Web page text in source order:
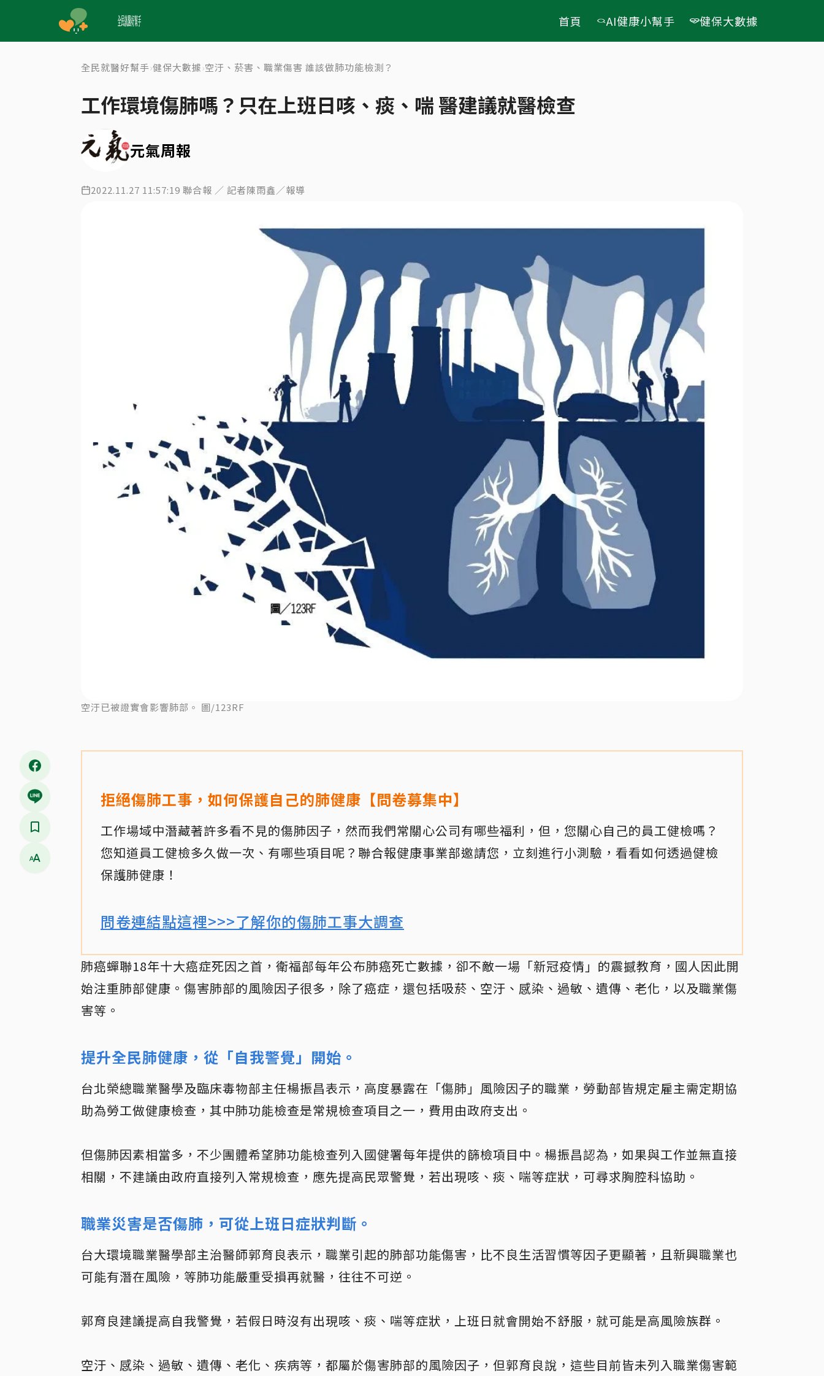
首頁 AI健康小幫手 健保大數據
全民就醫好幫手›健保大數據 ›空汙、菸害、職業傷害 誰該做肺功能檢測？
工作環境傷肺嗎？只在上班日咳、痰、喘 醫建議就醫檢查
元氣周報
2022.11.27 11:57:19 聯合報 ／ 記者陳雨鑫／報導
空汙已被證實會影響肺部。 圖/123RF
拒絕傷肺工事，如何保護自己的肺健康【問卷募集中】
工作場域中潛藏著許多看不見的傷肺因子，然而我們常關心公司有哪些福利，但，您關心自己的員工健檢嗎？
您知道員工健檢多久做一次、有哪些項目呢？聯合報健康事業部邀請您，立刻進行小測驗，看看如何透過健檢
保護肺健康！
問卷連結點這裡>>>了解你的傷肺工事大調查
肺癌蟬聯18年十大癌症死因之首，衛福部每年公布肺癌死亡數據，卻不敵一場「新冠疫情」的震撼教育，國人因此開
始注重肺部健康。傷害肺部的風險因子很多，除了癌症，還包括吸菸、空汙、感染、過敏、遺傳、老化，以及職業傷
害等。
提升全民肺健康，從「自我警覺」開始。
台北榮總職業醫學及臨床毒物部主任楊振昌表示，高度暴露在「傷肺」風險因子的職業，勞動部皆規定雇主需定期協
助為勞工做健康檢查，其中肺功能檢查是常規檢查項目之一，費用由政府支出。
但傷肺因素相當多，不少團體希望肺功能檢查列入國健署每年提供的篩檢項目中。楊振昌認為，如果與工作並無直接
相關，不建議由政府直接列入常規檢查，應先提高民眾警覺，若出現咳、痰、喘等症狀，可尋求胸腔科協助。
職業災害是否傷肺，可從上班日症狀判斷。
台大環境職業醫學部主治醫師郭育良表示，職業引起的肺部功能傷害，比不良生活習慣等因子更顯著，且新興職業也
可能有潛在風險，等肺功能嚴重受損再就醫，往往不可逆。
郭育良建議提高自我警覺，若假日時沒有出現咳、痰、喘等症狀，上班日就會開始不舒服，就可能是高風險族群。
空汙、感染、過敏、遺傳、老化、疾病等，都屬於傷害肺部的風險因子，但郭育良說，這些目前皆未列入職業傷害範